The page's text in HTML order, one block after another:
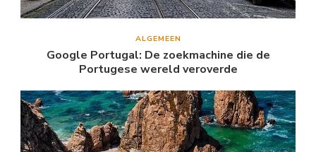
ALGEMEEN
Google Portugal: De zoekmachine die de
Portugese wereld veroverde